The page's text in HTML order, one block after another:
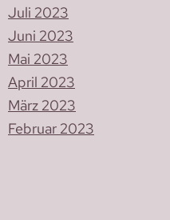
Juli 2023
Juni 2023
Mai 2023
April 2023
März 2023
Februar 2023